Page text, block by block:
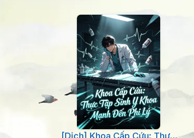
[Dịch] Khoa Cấp Cứu: Thực